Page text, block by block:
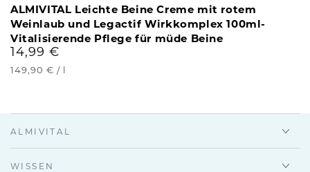
ALMIVITAL Leichte Beine Creme mit rotem
Weinlaub und Legactif Wirkkomplex 100ml-
Vitalisierende Pflege für müde Beine
Regulärer
Preis
14,99 €
Stückpreis
149,90 € / pro
l
ALMIVITAL
WISSEN